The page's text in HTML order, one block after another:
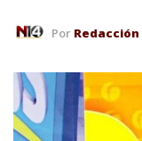
Por Redacción